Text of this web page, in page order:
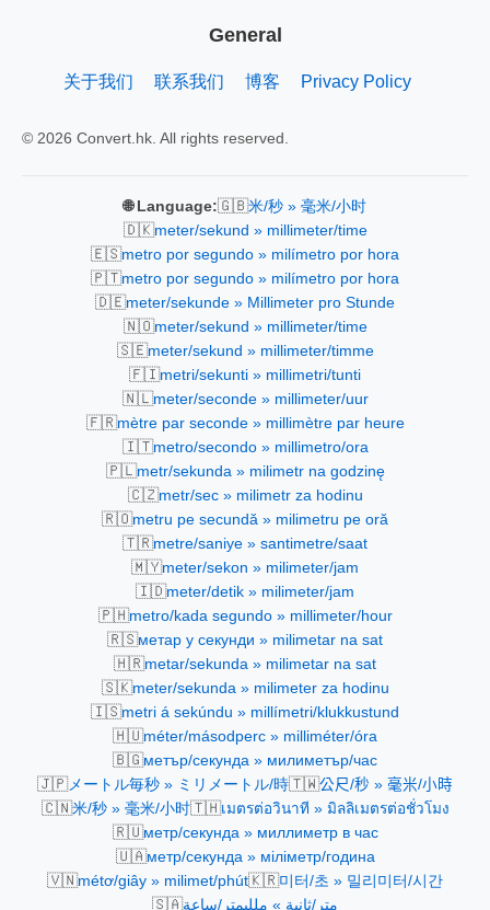
General
关于我们 联系我们 博客 Privacy Policy
© 2026 Convert.hk. All rights reserved.
🌐 Language:🇬🇧米/秒 » 毫米/小时
🇩🇰meter/sekund » millimeter/time
🇪🇸metro por segundo » milímetro por hora
🇵🇹metro por segundo » milímetro por hora
🇩🇪meter/sekunde » Millimeter pro Stunde
🇳🇴meter/sekund » millimeter/time
🇸🇪meter/sekund » millimeter/timme
🇫🇮metri/sekunti » millimetri/tunti
🇳🇱meter/seconde » millimeter/uur
🇫🇷mètre par seconde » millimètre par heure
🇮🇹metro/secondo » millimetro/ora
🇵🇱metr/sekunda » milimetr na godzinę
🇨🇿metr/sec » milimetr za hodinu
🇷🇴metru pe secundă » milimetru pe oră
🇹🇷metre/saniye » santimetre/saat
🇲🇾meter/sekon » milimeter/jam
🇮🇩meter/detik » milimeter/jam
🇵🇭metro/kada segundo » millimeter/hour
🇷🇸метар у секунди » milimetar na sat
🇭🇷metar/sekunda » milimetar na sat
🇸🇰meter/sekunda » milimeter za hodinu
🇮🇸metri á sekúndu » millímetri/klukkustund
🇭🇺méter/másodperc » milliméter/óra
🇧🇬метър/секунда » милиметър/час
🇯🇵メートル毎秒 » ミリメートル/時🇹🇼公尺/秒 » 毫米/小時
🇨🇳米/秒 » 毫米/小时🇹🇭เมตรต่อวินาที » มิลลิเมตรต่อชั่วโมง
🇷🇺метр/секунда » миллиметр в час
🇺🇦метр/секунда » міліметр/година
🇻🇳métơ/giây » milimet/phút🇰🇷미터/초 » 밀리미터/시간
🇸🇦متر/ثانية » ملليمتر/ساعة